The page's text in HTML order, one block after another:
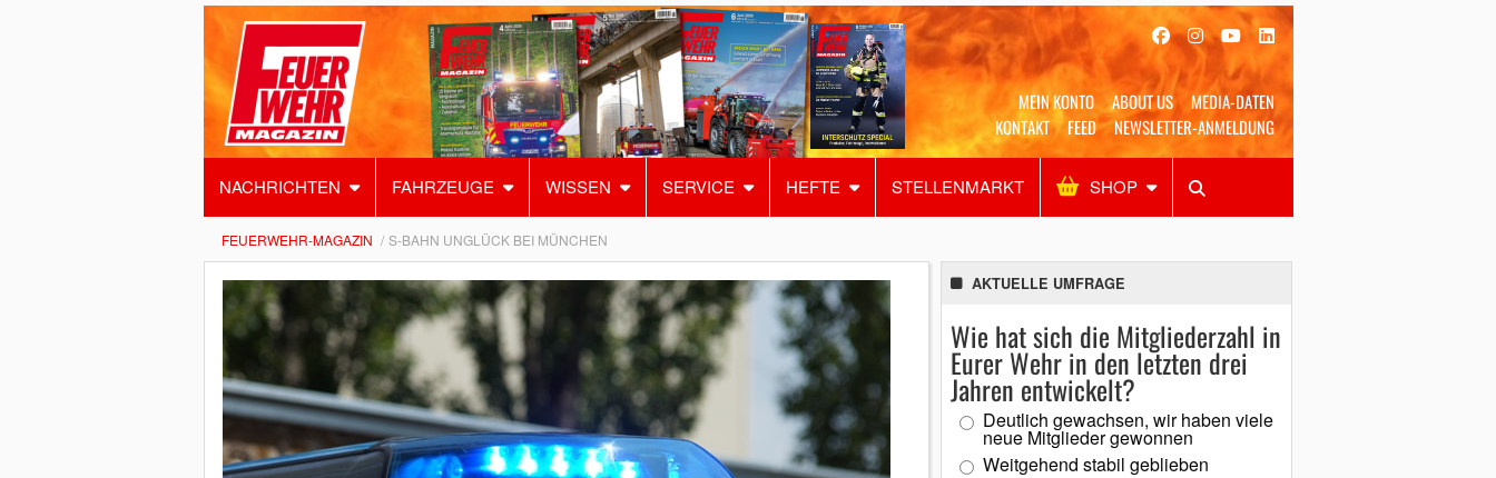
MEIN KONTO ABOUT US
MEDIA-DATEN
KONTAKT
FEED NEWSLETTER-ANMELDUNG
NACHRICHTEN FAHRZEUGE WISSEN SERVICE HEFTE STELLENMARKT SHOP
Alles Shop SUCHEN
FEUERWEHR-MAGAZIN S-BAHN UNGLÜCK BEI MÜNCHEN
AKTUELLE UMFRAGE
Wie hat sich die Mitgliederzahl in
Eurer Wehr in den letzten drei
Jahren entwickelt?
Deutlich gewachsen, wir haben viele
neue Mitglieder gewonnen
Weitgehend stabil geblieben